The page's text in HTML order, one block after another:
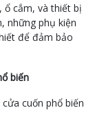
ổ cắm, và thiết bị
những phụ kiện
để đảm bảo
biến
cuốn phổ biến